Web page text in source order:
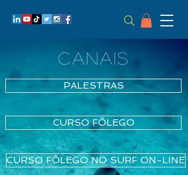
CANAIS
PALESTRAS
CURSO FÔLEGO
CURSO FÔLEGO NO SURF ON-LINE